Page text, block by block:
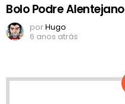
Bolo Podre Alentejano
porHugo
6 anos atrás